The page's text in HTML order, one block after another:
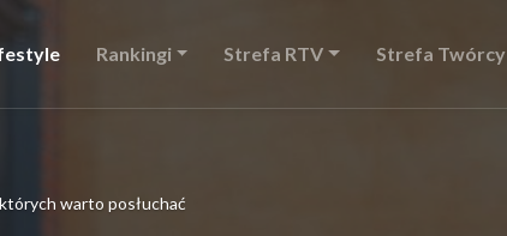
Rankingi Strefa RTV Strefa Twórcy
warto posłuchać